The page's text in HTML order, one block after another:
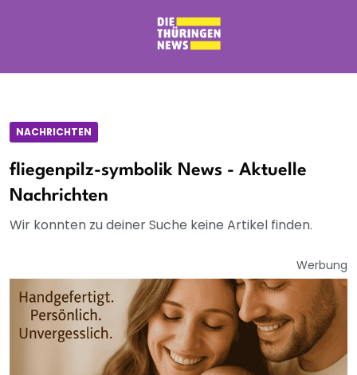
NACHRICHTEN
fliegenpilz-symbolik News - Aktuelle
Nachrichten
Wir konnten zu deiner Suche keine Artikel finden.
Werbung